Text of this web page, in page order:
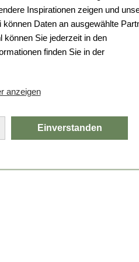
Inspirationen zeigen und
Daten an ausgewählte
können Sie jederzeit in den
finden Sie in der
anzeigen
Einverstanden
Fehler aufgetreten.
die Seite neu.